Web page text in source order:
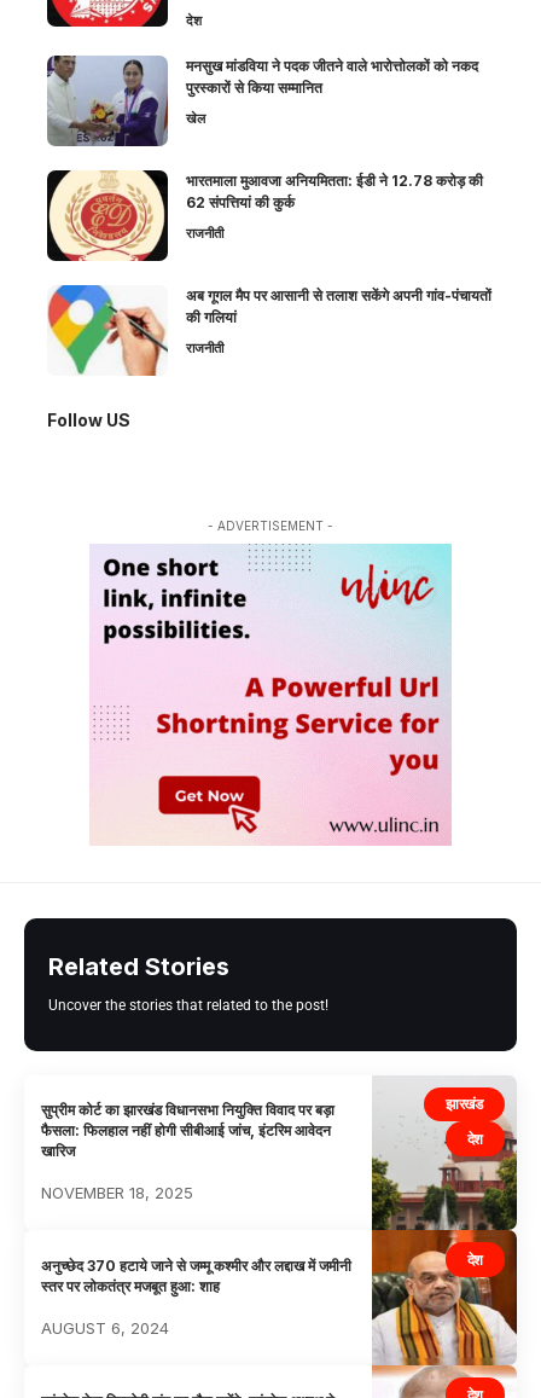
देश
मनसुख मांडविया ने पदक जीतने वाले भारोत्तोलकों को नकद
पुरस्कारों से किया सम्मानित
खेल
भारतमाला मुआवजा अनियमितता: ईडी ने 12.78 करोड़ की
62 संपत्तियां की कुर्क
राजनीती
अब गूगल मैप पर आसानी से तलाश सकेंगे अपनी गांव-पंचायतों
की गलियां
राजनीती
Follow US
- ADVERTISEMENT -
Related Stories
Uncover the stories that related to the post!
झारखंड
देश
सुप्रीम कोर्ट का झारखंड विधानसभा नियुक्ति विवाद पर बड़ा
फैसला: फिलहाल नहीं होगी सीबीआई जांच, इंटरिम आवेदन
खारिज
NOVEMBER 18, 2025
देश
अनुच्छेद 370 हटाये जाने से जम्मू कश्मीर और लद्दाख में जमीनी
स्तर पर लोकतंत्र मजबूत हुआ: शाह
AUGUST 6, 2024